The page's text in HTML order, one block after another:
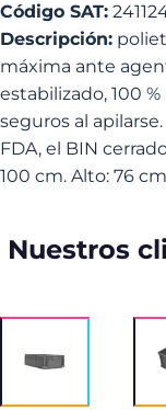
Código SAT:
Descripción:
máxima ante
estabilizado, 100
seguros al
FDA, el BIN
100 cm. Alto: 76
Nuestros